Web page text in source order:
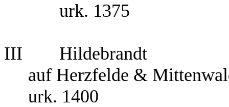
urk. 1375
III
Hildebrandt
auf Herzfelde &
urk. 1400